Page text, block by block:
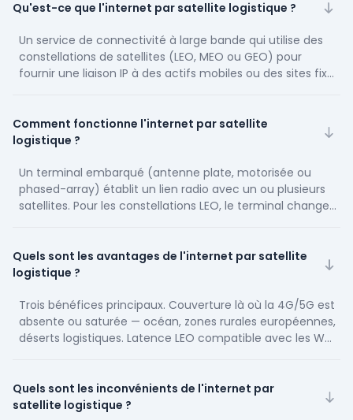
Qu'est-ce que l'internet par satellite logistique ?
Un service de connectivité à large bande qui utilise des
constellations de satellites (LEO, MEO ou GEO) pour
fournir une liaison IP à des actifs mobiles ou des sites fixes
isolés et ports. Contrairement à un service grand public, il
intègre un SLA contractuel, une supervision QoS et des
industrielles.
Comment fonctionne l'internet par satellite
logistique ?
Un terminal embarqué (antenne plate, motorisée ou
phased-array) établit un lien radio avec un ou plusieurs
satellites. Pour les constellations LEO, le terminal change
passerelle au sol, puis transitent par l'internet terrestre
vers votre WMS, TMS ou plateforme IoT. La latence
passante allouée et de la congestion locale de la cellule.
Quels sont les avantages de l'internet par satellite
logistique ?
Trois bénéfices principaux. Couverture là où la 4G/5G est
absente ou saturée — océan, zones rurales européennes,
déserts logistiques. Latence LEO compatible avec les WMS
terminaux passés sous les 600 € en volume. Bénéfices
secondaires : continuité de service en cas de coupure
Quels sont les inconvénients de l'internet par
satellite logistique ?